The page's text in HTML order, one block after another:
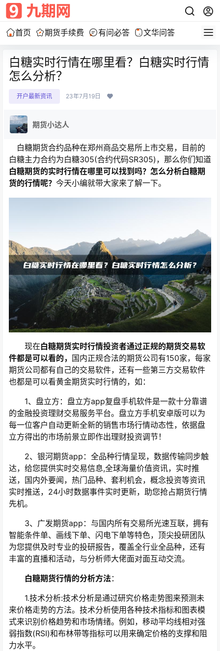
首页 期货手续费 有问必答 文华问答
白糖实时行情在哪里看？白糖实时行情
怎么分析？
开户最新资讯 23年7月19日
期货小达人
白糖期货合约品种在郑州商品交易所上市交易，目前的
白糖主力合约为白糖305(合约代码SR305)，那么你们知道
白糖期货的实时行情在哪里可以找到吗？怎么分析白糖期
货的行情呢？ 今天小编就带大家来了解一下。
现在白糖期货实时行情投资者通过正规的期货交易软
件都是可以看的， 国内正规合法的期货公司有150家，每家
期货公司都有自己的交易软件，还有一些第三方交易软件
也都是可以看黄金期货实时行情的，如：
1、盘立方：盘立方app复盘手机软件是一款十分靠谱
的金融投资理财交易服务平台。盘立方手机安卓版可以为
每一位客户自动更新全新的销售市场行情动态性，依据盘
立方得出的市场前景立即作出理财投资调节！
2、银河期货app：全品种行情呈现，数据传输同步触
达，给您提供实时交易信息,全球海量价值资讯，实时推
送，国内外要闻，热门品种、套利机会，概念投资等资讯
实时推送，24小时数据事件实时更新，助您抢占期货行情
先机。
3、广发期货app：与国内所有交易所光速互联，拥有
智能条件单、画线下单、闪电下单等特色，顶尖投研团队
为您提供及时专业的投研报告，覆盖全行业全品种，还有
丰富的直播和活动，与分析师大佬面对面互动交流。
白糖期货行情的分析方法 ：
1.技术分析:技术分析是通过研究价格走势图来预测未
来价格走势的方法。技术分析使用各种技术指标和图表模
式来识别价格趋势和市场情绪。例如，移动平均线相对强
弱指数(RSI)和布林带等指标可以用来确定价格的支撑和阻
力水平。